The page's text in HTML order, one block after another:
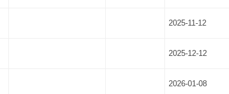
2025-11-12
2025-12-12
2026-01-08